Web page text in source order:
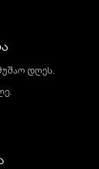
დღეს.